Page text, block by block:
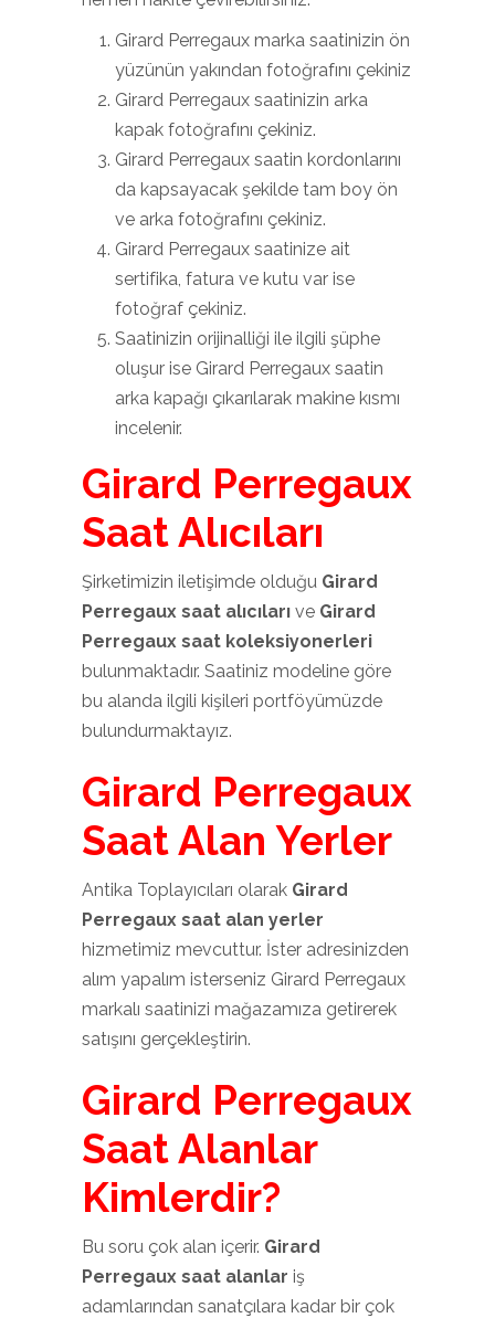
Girard Perregaux marka saatinizin ön
yüzünün yakından fotoğrafını çekiniz
Girard Perregaux saatinizin arka
kapak fotoğrafını çekiniz.
Girard Perregaux saatin kordonlarını
da kapsayacak şekilde tam boy ön
ve arka fotoğrafını çekiniz.
Girard Perregaux saatinize ait
sertifika, fatura ve kutu var ise
fotoğraf çekiniz.
Saatinizin orijinalliği ile ilgili şüphe
oluşur ise Girard Perregaux saatin
arka kapağı çıkarılarak makine kısmı
incelenir.
Girard Perregaux
Saat Alıcıları
Şirketimizin iletişimde olduğu Girard
Perregaux saat alıcıları ve Girard
Perregaux saat koleksiyonerleri
bulunmaktadır. Saatiniz modeline göre
bu alanda ilgili kişileri portföyümüzde
bulundurmaktayız.
Girard Perregaux
Saat Alan Yerler
Antika Toplayıcıları olarak Girard
Perregaux saat alan yerler
hizmetimiz mevcuttur. İster adresinizden
alım yapalım isterseniz Girard Perregaux
markalı saatinizi mağazamıza getirerek
satışını gerçekleştirin.
Girard Perregaux
Saat Alanlar
Kimlerdir?
Bu soru çok alan içerir. Girard
Perregaux saat alanlar iş
adamlarından sanatçılara kadar bir çok